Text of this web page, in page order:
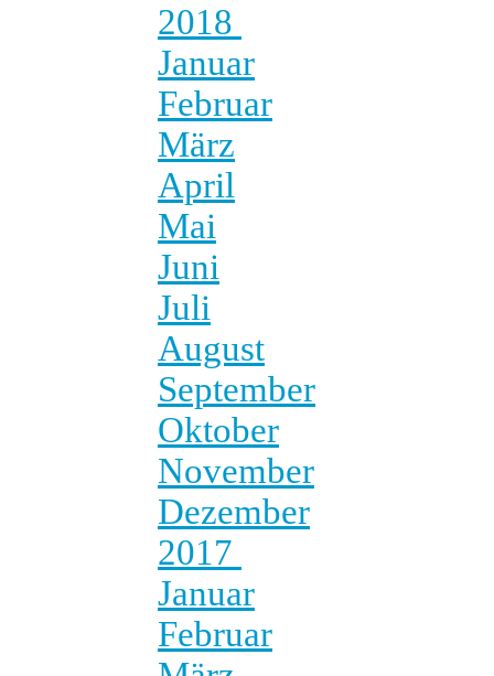
2018
Januar
Februar
März
April
Mai
Juni
Juli
August
September
Oktober
November
Dezember
2017
Januar
Februar